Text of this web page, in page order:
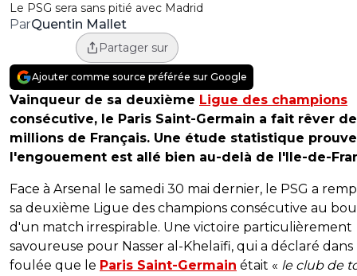
Le PSG sera sans pitié avec Madrid
ParQuentin Mallet
Partager sur
Ajouter comme source préférée sur Google
Vainqueur de sa deuxième Ligue des champions
consécutive, le Paris Saint-Germain a fait rêver
millions de Français. Une étude statistique
l'engouement est allé bien au-delà de l'Ile-de-
Face à Arsenal le samedi 30 mai dernier, le PSG a
sa deuxième Ligue des champions consécutive au
d'un match irrespirable. Une victoire particulièrement
savoureuse pour Nasser al-Khelaïfi, qui a déclaré dans
foulée que le Paris Saint-Germain était « le club de